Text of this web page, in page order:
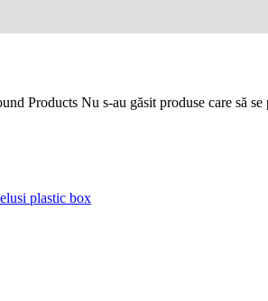
Nu s-au găsit produse care să
plastic box